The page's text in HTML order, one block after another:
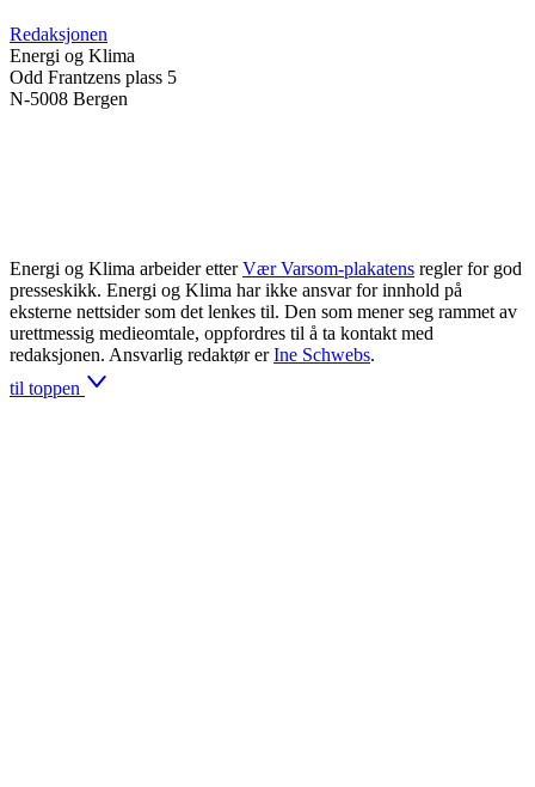
Redaksjonen
Energi og Klima
Odd Frantzens plass 5
N-5008 Bergen
Energi og Klima arbeider etter Vær Varsom-plakatens regler for god
presseskikk. Energi og Klima har ikke ansvar for innhold på
eksterne nettsider som det lenkes til. Den som mener seg rammet av
urettmessig medieomtale, oppfordres til å ta kontakt med
redaksjonen. Ansvarlig redaktør er Ine Schwebs.
til toppen